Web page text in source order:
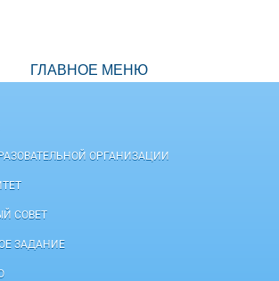
ГЛАВНОЕ МЕНЮ
ОРГАНИЗАЦИИ
СОВЕТ
ЗАДАНИЕ